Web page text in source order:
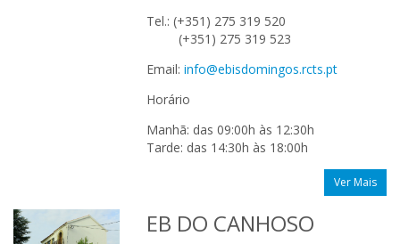
Tel.: (+351) 275 319 520
(+351) 275 319 523
Email:info@ebisdomingos.rcts.pt
Horário
Manhã: das 09:00h às 12:30h
Tarde: das 14:30h às 18:00h
Ver Mais
EB DO CANHOSO